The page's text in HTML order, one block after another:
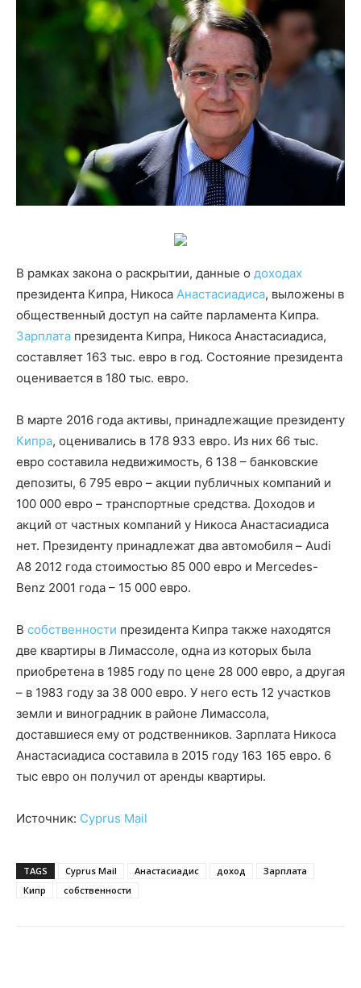
В рамках закона о раскрытии, данные о доходах
президента Кипра, Никоса Анастасиадиса, выложены в
общественный доступ на сайте парламента Кипра.
Зарплата президента Кипра, Никоса Анастасиадиса,
составляет 163 тыс. евро в год. Состояние президента
оценивается в 180 тыс. евро.
В марте 2016 года активы, принадлежащие президенту
Кипра, оценивались в 178 933 евро. Из них 66 тыс.
евро составила недвижимость, 6 138 – банковские
депозиты, 6 795 евро – акции публичных компаний и
100 000 евро – транспортные средства. Доходов и
акций от частных компаний у Никоса Анастасиадиса
нет. Президенту принадлежат два автомобиля – Audi
A8 2012 года стоимостью 85 000 евро и Mercedes-
Benz 2001 года – 15 000 евро.
В собственности президента Кипра также находятся
две квартиры в Лимассоле, одна из которых была
приобретена в 1985 году по цене 28 000 евро, а другая
– в 1983 году за 38 000 евро. У него есть 12 участков
земли и виноградник в районе Лимассола,
доставшиеся ему от родственников. Зарплата Никоса
Анастасиадиса составила в 2015 году 163 165 евро. 6
тыс евро он получил от аренды квартиры.
Источник: Cyprus Mail
TAGS Cyprus Mail Анастасиадис доход
Зарплата
Кипр
собственности